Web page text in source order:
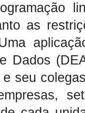
as
Dados
e seu